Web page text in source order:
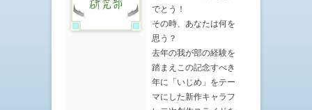
でとう！
その時、あなたは何を
思う？
去年の我が部の経験を
踏まえこの記念すべき
年に「いじめ」をテー
マにした新作キャラフ